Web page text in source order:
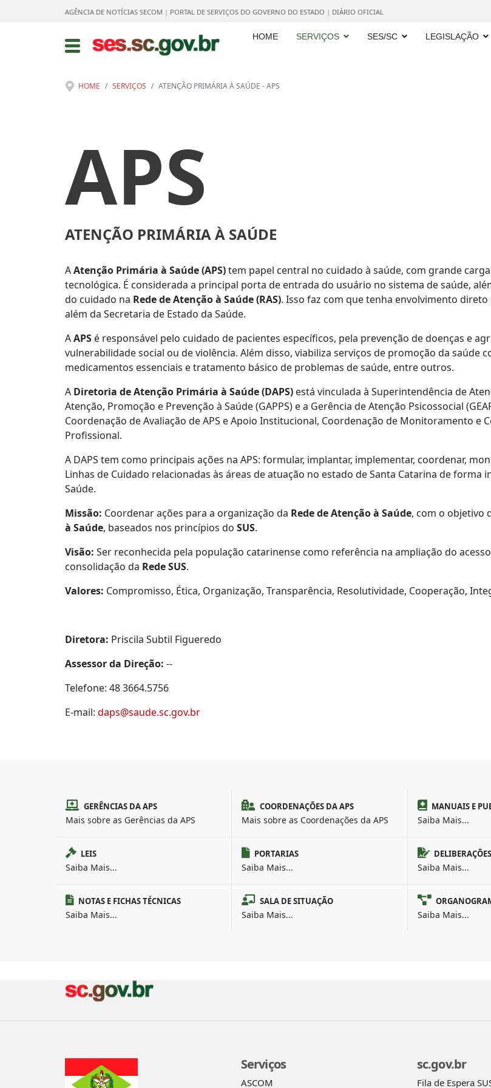
AGÊNCIA DE NOTÍCIAS SECOM | PORTAL DE SERVIÇOS DO GOVERNO DO ESTADO | DIÁRIO OFICIAL
HOME SERVIÇOS SES/SC LEGISLAÇÃO
HOME SERVIÇOS ATENÇÃO PRIMÁRIA À SAÚDE - APS
APS
ATENÇÃO PRIMÁRIA À SAÚDE
AAtenção Primária à Saúde (APS)tem papel central no cuidado à saúde, com grande
tecnológica. É considerada a principal porta de entrada do usuário no sistema de saúde,
do cuidado na Rede de Atenção à Saúde (RAS). Isso faz com que tenha envolvimento
além da Secretaria de Estado da Saúde.
AAPS é responsável pelo cuidado de pacientes específicos, pela prevenção de doenças e
vulnerabilidade social ou de violência. Além disso, viabiliza serviços de promoção da
medicamentos essenciais e tratamento básico de problemas de saúde, entre outros.
A Diretoria de Atenção Primária à Saúde (DAPS) está vinculada à Superintendência de
Atenção, Promoção e Prevenção à Saúde (GAPPS) e a Gerência de Atenção Psicossocial
Coordenação de Avaliação de APS e Apoio Institucional, Coordenação de Monitoramento e
Profissional.
A DAPS tem como principais ações na APS: formular, implantar, implementar, coordenar,
Linhas de Cuidado relacionadas às áreas de atuação no estado de Santa Catarina de
Saúde.
Missão: Coordenar ações para a organização da Rede de Atenção à Saúde, com o objetivo
à Saúde, baseados nos princípios do SUS.
Visão: Ser reconhecida pela população catarinense como referência na ampliação do
consolidação da Rede SUS.
Valores: Compromisso, Ética, Organização, Transparência, Resolutividade, Cooperação,
Diretora: Priscila Subtil Figueredo
Assessor da Direção: --
Telefone: 48 3664.5756
E-mail: daps@saude.sc.gov.br
GERÊNCIAS DA APS
Mais sobre as Gerências da APS
COORDENAÇÕES DA APS
Mais sobre as Coordenações da APS
MANUAIS E
Saiba Mais...
LEIS
Saiba Mais...
PORTARIAS
Saiba Mais... Saiba Mais...
NOTAS E FICHAS TÉCNICAS
Saiba Mais...
SALA DE SITUAÇÃO
Saiba Mais... Saiba Mais...
Serviços
ASCOM
sc.gov.br
Fila de Espera